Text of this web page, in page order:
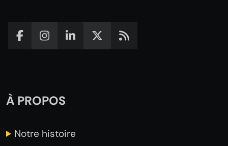
À PROPOS
Notre histoire